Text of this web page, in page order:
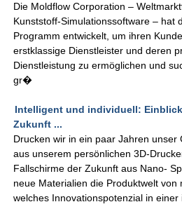
Die Moldflow Corporation –
Kunststoff-Simulationssoftware – hat
Programm entwickelt, um ihren
erstklassige Dienstleister und deren
Dienstleistung zu ermöglichen und
gr�
Intelligent und individuell:
Zukunft ...
Drucken wir in ein paar Jahren unser
aus unserem persönlichen 3D-
Fallschirme der Zukunft aus Nano-
neue Materialien die Produktwelt von
welches Innovationspotenzial in einer